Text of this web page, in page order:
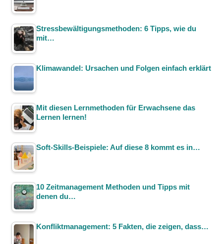
Stressbewältigungsmethoden: 6 Tipps, wie du
mit…
Klimawandel: Ursachen und Folgen einfach erklärt
Mit diesen Lernmethoden für Erwachsene das
Lernen lernen!
Soft-Skills-Beispiele: Auf diese 8 kommt es in…
10 Zeitmanagement Methoden und Tipps mit
denen du…
Konfliktmanagement: 5 Fakten, die zeigen, dass…